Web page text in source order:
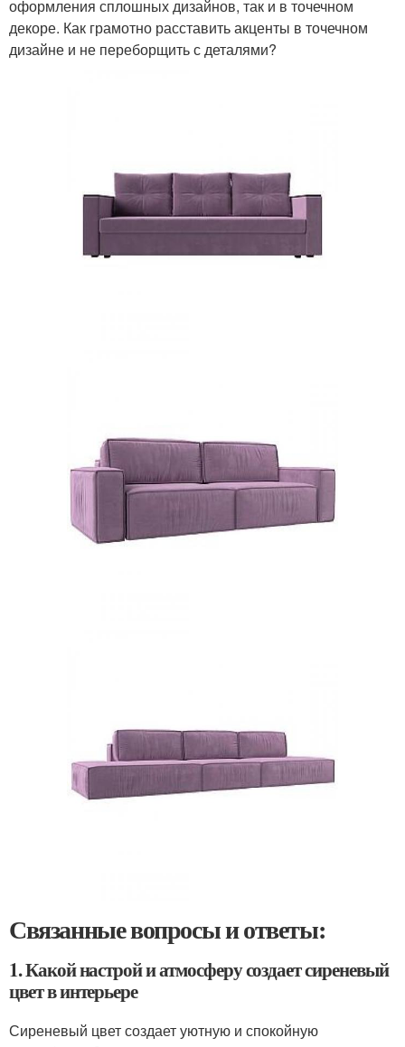
оформления сплошных дизайнов, так и в точечном
декоре. Как грамотно расставить акценты в точечном
дизайне и не переборщить с деталями?
Связанные вопросы и ответы:
1. Какой настрой и атмосферу создает сиреневый
цвет в интерьере
Сиреневый цвет создает уютную и спокойную